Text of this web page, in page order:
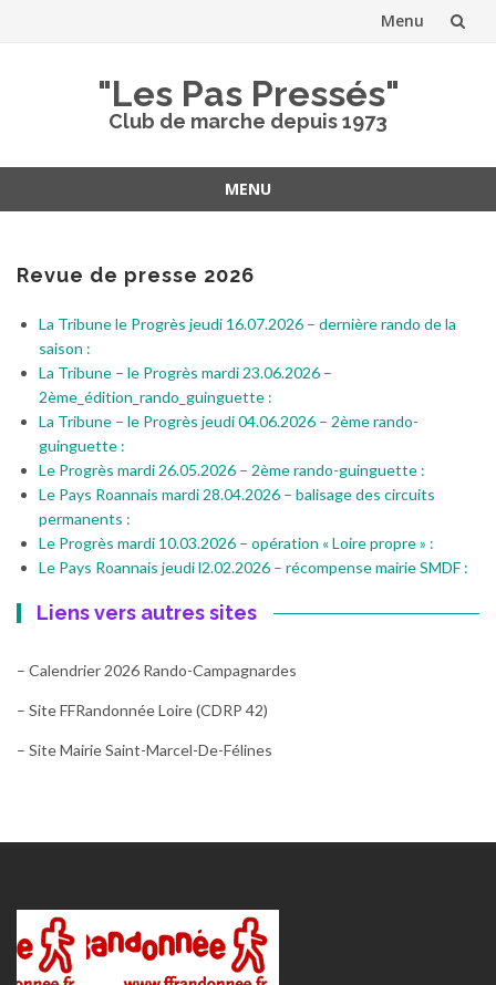
Menu
"Les Pas Pressés"
Club de marche depuis 1973
MENU
contenu
Revue de presse 2026
La Tribune le Progrès jeudi 16.07.2026 – dernière rando de la
saison :
La Tribune – le Progrès mardi 23.06.2026 –
2ème_édition_rando_guinguette :
La Tribune – le Progrès jeudi 04.06.2026 – 2ème rando-
guinguette :
Le Progrès mardi 26.05.2026 – 2ème rando-guinguette :
Le Pays Roannais mardi 28.04.2026 – balisage des circuits
permanents :
Le Progrès mardi 10.03.2026 – opération « Loire propre » :
Le Pays Roannais jeudi l2.02.2026 – récompense mairie SMDF :
Liens vers autres sites
– Calendrier 2026 Rando-Campagnardes
– Site FFRandonnée Loire (CDRP 42)
– Site Mairie Saint-Marcel-De-Félines